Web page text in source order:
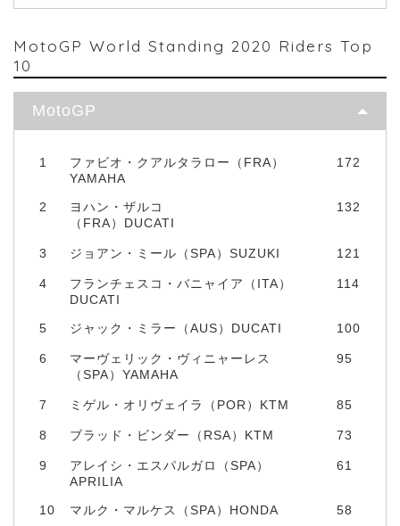
MotoGP World Standing 2020 Riders Top
10
MotoGP
1
ファビオ・クアルタラロー（FRA）
YAMAHA
172
2
ヨハン・ザルコ
（FRA）DUCATI
132
3 ジョアン・ミール（SPA）SUZUKI 121
4
フランチェスコ・バニャイア（ITA）
DUCATI
114
5 ジャック・ミラー（AUS）DUCATI 100
6
マーヴェリック・ヴィニャーレス
（SPA）YAMAHA
95
7 ミゲル・オリヴェイラ（POR）KTM 85
8 ブラッド・ビンダー（RSA）KTM 73
9
アレイシ・エスパルガロ（SPA）
APRILIA
61
10 マルク・マルケス（SPA）HONDA 58